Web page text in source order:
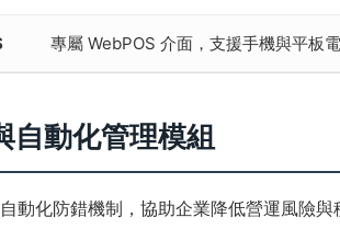
專屬 WebPOS 介面，支援手機與平板
自動化管理模組
動化防錯機制，協助企業降低營運風險與